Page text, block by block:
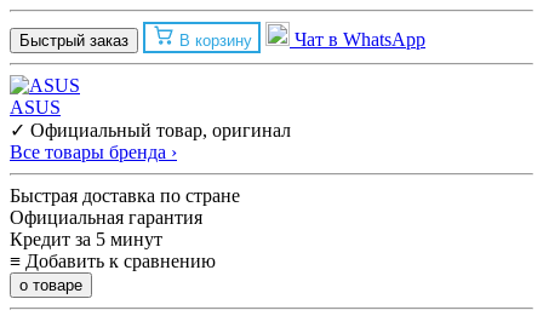
Быстрый заказ В корзину Чат в WhatsApp
ASUS
✓ Официальный товар, оригинал
Все товары бренда ›
Быстрая доставка по стране
Официальная гарантия
Кредит за 5 минут
≡ Добавить к сравнению
о товаре